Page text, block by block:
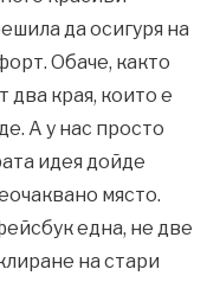
да осигуря на
Обаче, както
два края, които е
А у нас просто
идея дойде
място.
една, не две
на стари